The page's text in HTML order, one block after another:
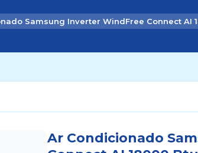
Samsung Inverter WindFree Connect AI
Ar Condicionado